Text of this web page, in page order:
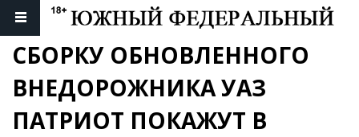
СБОРКУ ОБНОВЛЕННОГО
ВНЕДОРОЖНИКА УАЗ
ПАТРИОТ ПОКАЖУТ В